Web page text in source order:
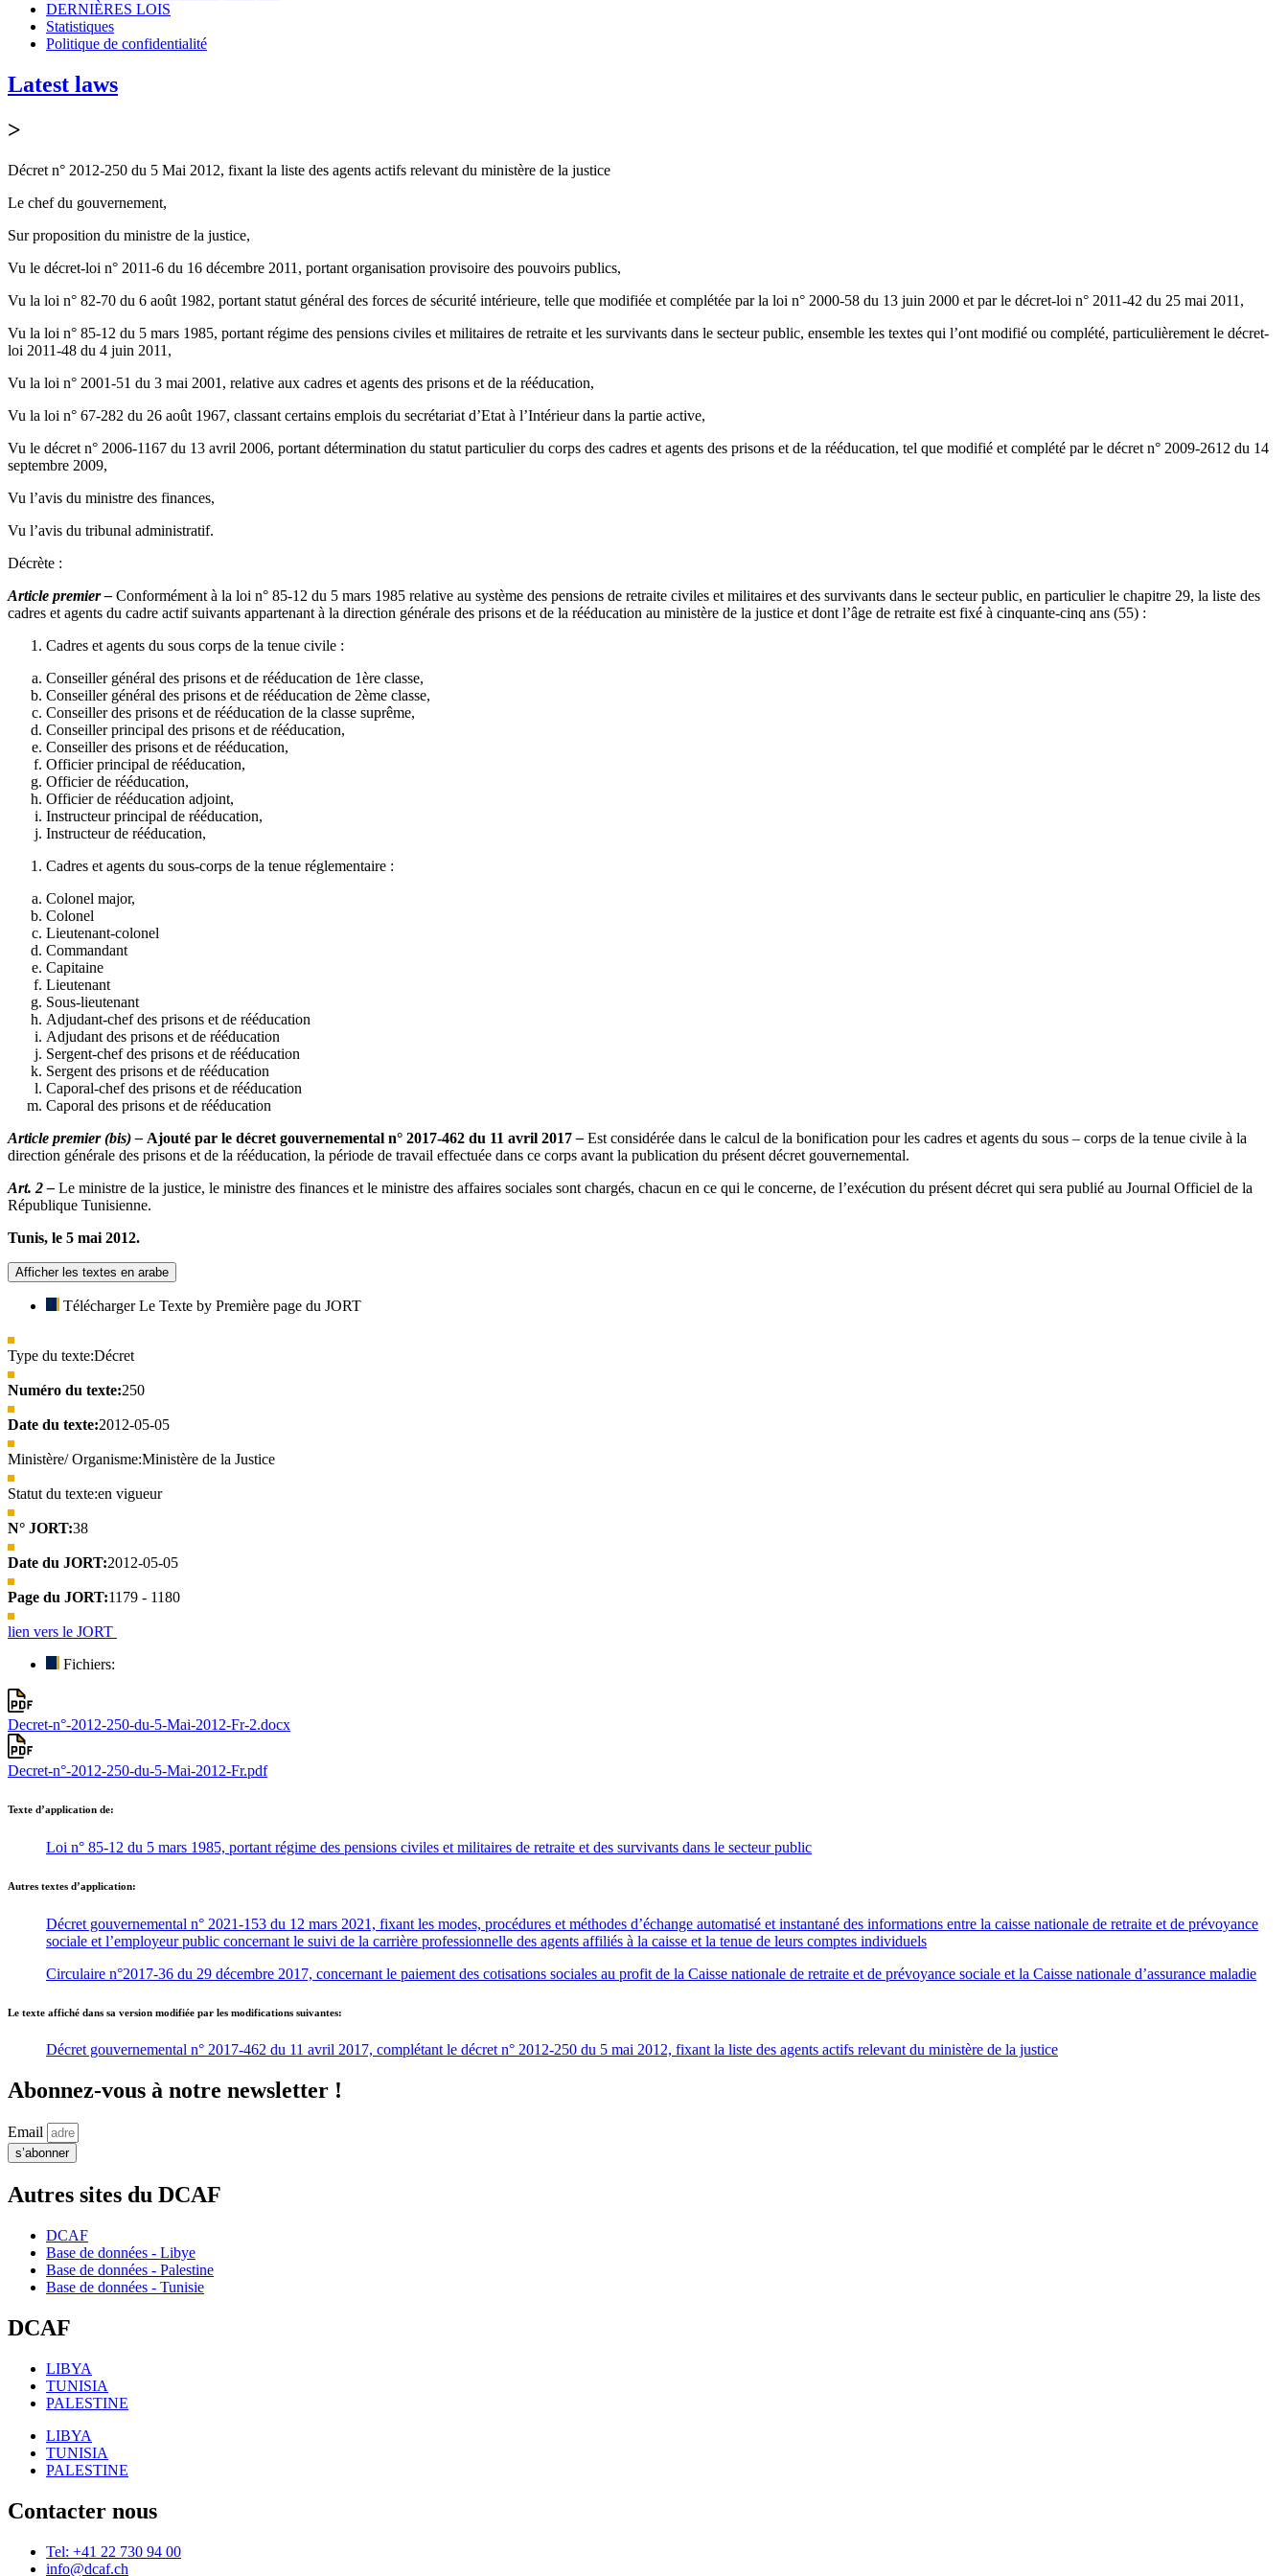
DERNIÈRES LOIS
Statistiques
Politique de confidentialité
Latest laws
>
Décret n° 2012-250 du 5 Mai 2012, fixant la liste des agents actifs relevant du ministère de la justice
Le chef du gouvernement,
Sur proposition du ministre de la justice,
Vu le décret-loi n° 2011-6 du 16 décembre 2011, portant organisation provisoire des pouvoirs publics,
Vu la loi n° 82-70 du 6 août 1982, portant statut général des forces de sécurité intérieure, telle que modifiée et complétée par la loi n° 2000-58 du 13 juin 2000 et par le décret-loi n° 2011-42 du 25 mai 2011,
Vu la loi n° 85-12 du 5 mars 1985, portant régime des pensions civiles et militaires de retraite et les survivants dans le secteur public, ensemble les textes qui l’ont modifié ou complété, particulièrement le décret-
loi 2011-48 du 4 juin 2011,
Vu la loi n° 2001-51 du 3 mai 2001, relative aux cadres et agents des prisons et de la rééducation,
Vu la loi n° 67-282 du 26 août 1967, classant certains emplois du secrétariat d’Etat à l’Intérieur dans la partie active,
Vu le décret n° 2006-1167 du 13 avril 2006, portant détermination du statut particulier du corps des cadres et agents des prisons et de la rééducation, tel que modifié et complété par le décret n° 2009-2612 du 14
septembre 2009,
Vu l’avis du ministre des finances,
Vu l’avis du tribunal administratif.
Décrète :
Article premier – Conformément à la loi n° 85-12 du 5 mars 1985 relative au système des pensions de retraite civiles et militaires et des survivants dans le secteur public, en particulier le chapitre 29, la liste des
cadres et agents du cadre actif suivants appartenant à la direction générale des prisons et de la rééducation au ministère de la justice et dont l’âge de retraite est fixé à cinquante-cinq ans (55) :
Cadres et agents du sous corps de la tenue civile :
Conseiller général des prisons et de rééducation de 1ère classe,
Conseiller général des prisons et de rééducation de 2ème classe,
Conseiller des prisons et de rééducation de la classe suprême,
Conseiller principal des prisons et de rééducation,
Conseiller des prisons et de rééducation,
Officier principal de rééducation,
Officier de rééducation,
Officier de rééducation adjoint,
Instructeur principal de rééducation,
Instructeur de rééducation,
Cadres et agents du sous-corps de la tenue réglementaire :
Colonel major,
Colonel
Lieutenant-colonel
Commandant
Capitaine
Lieutenant
Sous-lieutenant
Adjudant-chef des prisons et de rééducation
Adjudant des prisons et de rééducation
Sergent-chef des prisons et de rééducation
Sergent des prisons et de rééducation
Caporal-chef des prisons et de rééducation
Caporal des prisons et de rééducation
Article premier (bis) – Ajouté par le décret gouvernemental n° 2017-462 du 11 avril 2017– Est considérée dans le calcul de la bonification pour les cadres et agents du sous – corps de la tenue civile à la
direction générale des prisons et de la rééducation, la période de travail effectuée dans ce corps avant la publication du présent décret gouvernemental.
Art. 2 – Le ministre de la justice, le ministre des finances et le ministre des affaires sociales sont chargés, chacun en ce qui le concerne, de l’exécution du présent décret qui sera publié au Journal Officiel de la
République Tunisienne.
Tunis, le 5 mai 2012.
Afficher les textes en arabe
Télécharger Le Texte by Première page du JORT
Type du texte:Décret
Numéro du texte:250
Date du texte:2012-05-05
Ministère/ Organisme:Ministère de la Justice
Statut du texte:en vigueur
N° JORT:38
Date du JORT:2012-05-05
Page du JORT:1179 - 1180
lien vers le JORT
Fichiers:
Decret-n°-2012-250-du-5-Mai-2012-Fr-2.docx
Decret-n°-2012-250-du-5-Mai-2012-Fr.pdf
Texte d’application de:
Loi n° 85-12 du 5 mars 1985, portant régime des pensions civiles et militaires de retraite et des survivants dans le secteur public
Autres textes d’application:
Décret gouvernemental n° 2021-153 du 12 mars 2021, fixant les modes, procédures et méthodes d’échange automatisé et instantané des informations entre la caisse nationale de retraite et de prévoyance
sociale et l’employeur public concernant le suivi de la carrière professionnelle des agents affiliés à la caisse et la tenue de leurs comptes individuels
Circulaire n°2017-36 du 29 décembre 2017, concernant le paiement des cotisations sociales au profit de la Caisse nationale de retraite et de prévoyance sociale et la Caisse nationale d’assurance maladie
Le texte affiché dans sa version modifiée par les modifications suivantes:
Décret gouvernemental n° 2017-462 du 11 avril 2017, complétant le décret n° 2012-250 du 5 mai 2012, fixant la liste des agents actifs relevant du ministère de la justice
Abonnez-vous à notre newsletter !
Email
s’abonner
Autres sites du DCAF
DCAF
Base de données - Libye
Base de données - Palestine
Base de données - Tunisie
DCAF
LIBYA
TUNISIA
PALESTINE
LIBYA
TUNISIA
PALESTINE
Contacter nous
Tel: +41 22 730 94 00
info@dcaf.ch